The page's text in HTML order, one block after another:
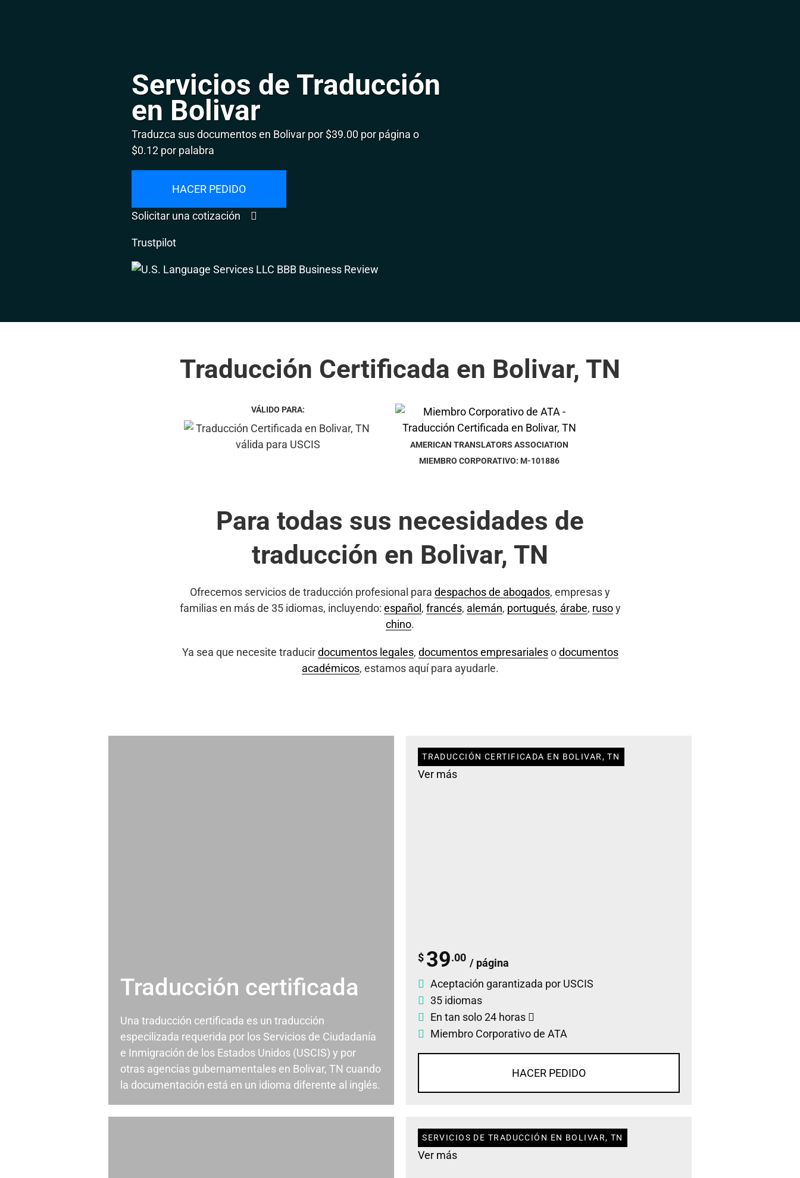
Servicios de Traducción
en Bolivar
Traduzca sus documentos en Bolivar por $39.00 por página o
$0.12 por palabra
HACER PEDIDO
Solicitar una cotización
Trustpilot
Traducción Certificada en Bolivar, TN
VÁLIDO PARA:
AMERICAN TRANSLATORS ASSOCIATION
MIEMBRO CORPORATIVO: M-101886
Para todas sus necesidades de
traducción en Bolivar, TN
Ofrecemos servicios de traducción profesional para despachos de abogados, empresas y
familias en más de 35 idiomas, incluyendo: español , francés, alemán, portugués, árabe, rusoy
chino.
Ya sea que necesite traducirdocumentos legales, documentos empresarialesodocumentos
académicos, estamos aquí para ayudarle.
Traducción certificada
Una traducción certificada es un traducción
especilizada requerida por los Servicios de Ciudadanía
e Inmigración de los Estados Unidos (USCIS) y por
otras agencias gubernamentales en Bolivar, TN cuando
la documentación está en un idioma diferente al inglés.
TRADUCCIÓN CERTIFICADA EN BOLIVAR, TN
Ver más
$ 39.00 / página
Aceptación garantizada por USCIS
35 idiomas
En tan solo 24 horas
Miembro Corporativo de ATA
HACER PEDIDO
SERVICIOS DE TRADUCCIÓN EN BOLIVAR, TN
Ver más